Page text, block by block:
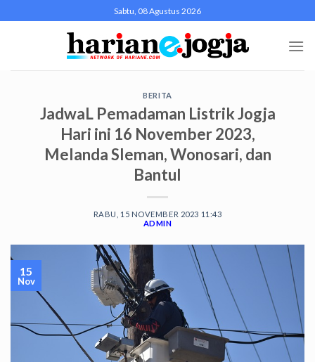
to
Sabtu, 08 Agustus 2026
BERITA
JadwaL Pemadaman Listrik Jogja
Hari ini 16 November 2023,
Melanda Sleman, Wonosari, dan
Bantul
RABU, 15 NOVEMBER 2023 11:43
ADMIN
15
Nov